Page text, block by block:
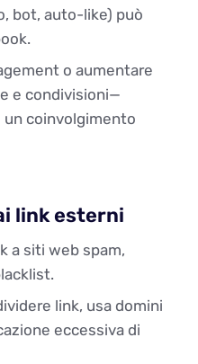
bot, auto-like) può
o aumentare
e condivisioni—
un coinvolgimento
link esterni
a siti web spam,
link, usa domini
eccessiva di